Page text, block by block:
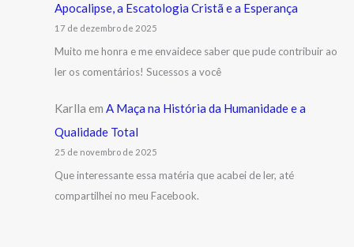
Apocalipse, a Escatologia Cristã e a Esperança
17 de dezembro de 2025
Muito me honra e me envaidece saber que pude contribuir ao
ler os comentários! Sucessos a você
Karlla em A Maça na História da Humanidade e a
Qualidade Total
25 de novembro de 2025
Que interessante essa matéria que acabei de ler, até
compartilhei no meu Facebook.